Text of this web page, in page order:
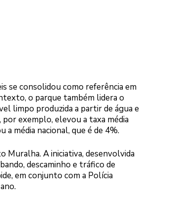
se consolidou como referência em
o parque também lidera o
limpo produzida a partir de água e
exemplo, elevou a taxa média
a média nacional, que é de 4%.
Muralha. A iniciativa, desenvolvida
descaminho e tráfico de
em conjunto com a Polícia